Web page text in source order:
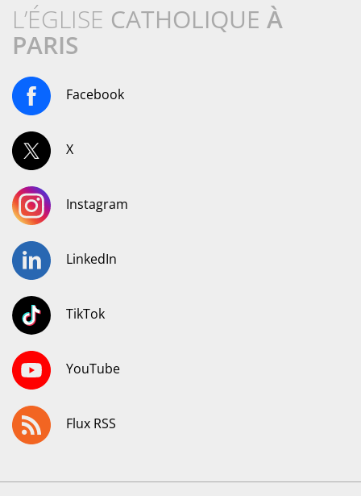
L’ÉGLISE CATHOLIQUE À
PARIS
Facebook
X
Instagram
LinkedIn
TikTok
YouTube
Flux RSS